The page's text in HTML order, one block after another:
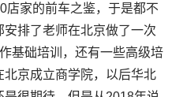
店家的前车之鉴，于是都不
排了老师在北京做了一次
基础培训，还有一些高级培
京成立商学院，以后华北